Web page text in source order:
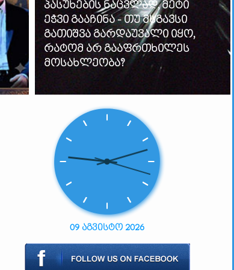
პასუხების ნაცვლად, მეტი
ეჭვი გააჩინა - თუ მსგავსი
გათიშვა გარდაუვალი იყო,
რატომ არ გააფრთხილეს
მოსახლეობა?
09 აგვისტო 2026